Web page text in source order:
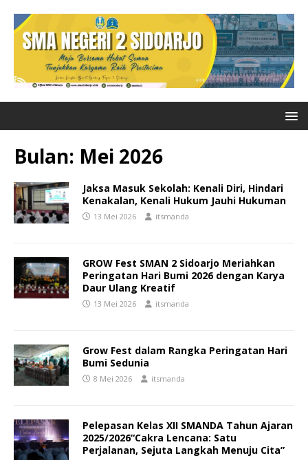
Bulan: Mei 2026
Jaksa Masuk Sekolah: Kenali Diri, Hindari
Kenakalan, Kenali Hukum Jauhi Hukuman
13 Mei 2026 itsmanda
GROW Fest SMAN 2 Sidoarjo Meriahkan
Peringatan Hari Bumi 2026 dengan Karya
Daur Ulang Kreatif
13 Mei 2026 itsmanda
Grow Fest dalam Rangka Peringatan Hari
Bumi Sedunia
8 Mei 2026 itsmanda
Pelepasan Kelas XII SMANDA Tahun Ajaran
2025/2026“Cakra Lencana: Satu
Perjalanan, Sejuta Langkah Menuju Cita”